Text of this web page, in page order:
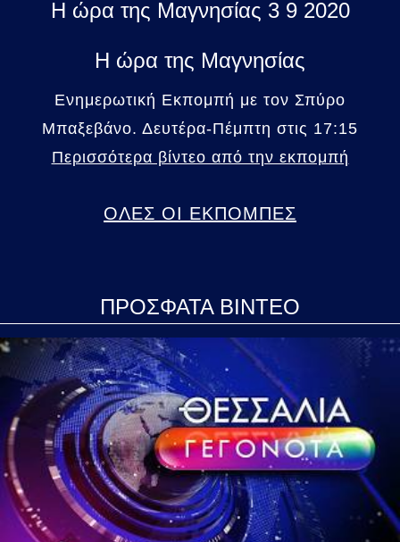
Η ώρα της Μαγνησίας 3 9 2020
Η ώρα της Μαγνησίας
Ενημερωτική Εκπομπή με τον Σπύρο
Μπαξεβάνο. Δευτέρα-Πέμπτη στις 17:15
Περισσότερα βίντεο από την εκπομπή
ΟΛΕΣ ΟΙ ΕΚΠΟΜΠΕΣ
ΠΡΟΣΦΑΤΑ ΒΙΝΤΕΟ